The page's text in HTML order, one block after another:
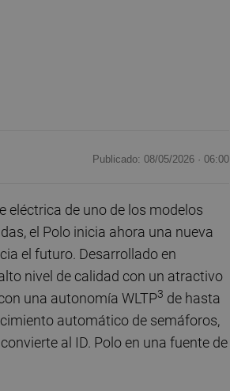
Publicado: 08/05/2026 · 06:00
eléctrica de uno de los modelos
el Polo inicia ahora una nueva
el futuro. Desarrollado en
nivel de calidad con un atractivo
una autonomía WLTP3 de hasta
automático de semáforos,
al ID. Polo en una fuente de